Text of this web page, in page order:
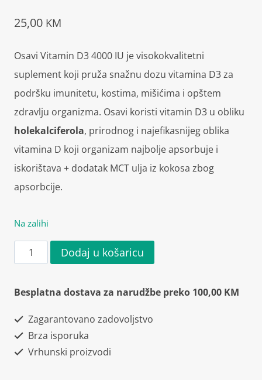
25,00 KM
Osavi Vitamin D3 4000 IU je visokokvalitetni
suplement koji pruža snažnu dozu vitamina D3 za
podršku imunitetu, kostima, mišićima i opštem
zdravlju organizma. Osavi koristi vitamin D3 u obliku
holekalciferola, prirodnog i najefikasnijeg oblika
vitamina D koji organizam najbolje apsorbuje i
iskorištava + dodatak MCT ulja iz kokosa zbog
apsorbcije.
Na zalihi
Osavi
Vitamin
D3
60
kapsula
Dodaj u košaricu
Besplatna dostava za narudžbe preko 100,00 KM
Zagarantovano zadovoljstvo
Brza isporuka
Vrhunski proizvodi